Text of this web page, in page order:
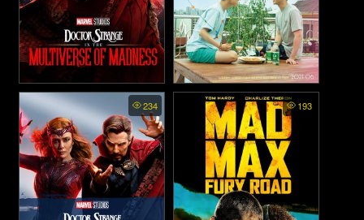
Doctor Strange in the
Multiverse of Madness - จอม
เวทย์มหากาฬ ในมัลติเวิร์สมหา
ภัย (2022)
Made on the Rooftop (2021)
234 193